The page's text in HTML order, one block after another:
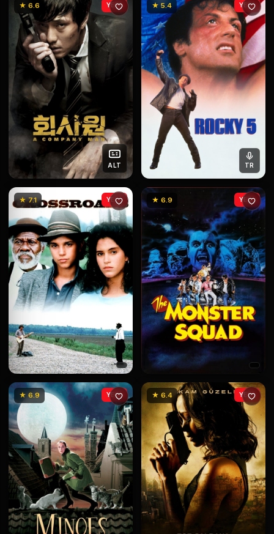
★ 6.6
ALT
YENİ ★ 5.4
TR
YENİ
★ 7.1 YENİ ★ 6.9 YENİ
★ 6.9 YENİ ★ 6.4 YENİ